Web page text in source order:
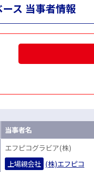
ス 当事者情報
当事者名
エフピコグラビア(株)
上場親会社 (株)エフピコ